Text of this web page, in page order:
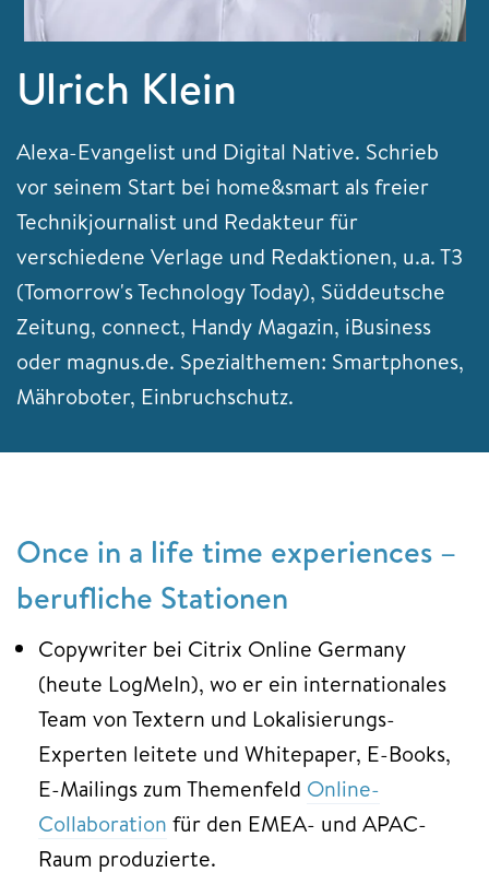
Ulrich Klein
Alexa-Evangelist und Digital Native. Schrieb
vor seinem Start bei home&smart als freier
Technikjournalist und Redakteur für
verschiedene Verlage und Redaktionen, u.a. T3
(Tomorrow's Technology Today), Süddeutsche
Zeitung, connect, Handy Magazin, iBusiness
oder magnus.de. Spezialthemen: Smartphones,
Mähroboter, Einbruchschutz.
Once in a life time experiences –
berufliche Stationen
Copywriter bei Citrix Online Germany
(heute LogMeIn), wo er ein internationales
Team von Textern und Lokalisierungs-
Experten leitete und Whitepaper, E-Books,
E-Mailings zum Themenfeld Online-
Collaboration für den EMEA- und APAC-
Raum produzierte.